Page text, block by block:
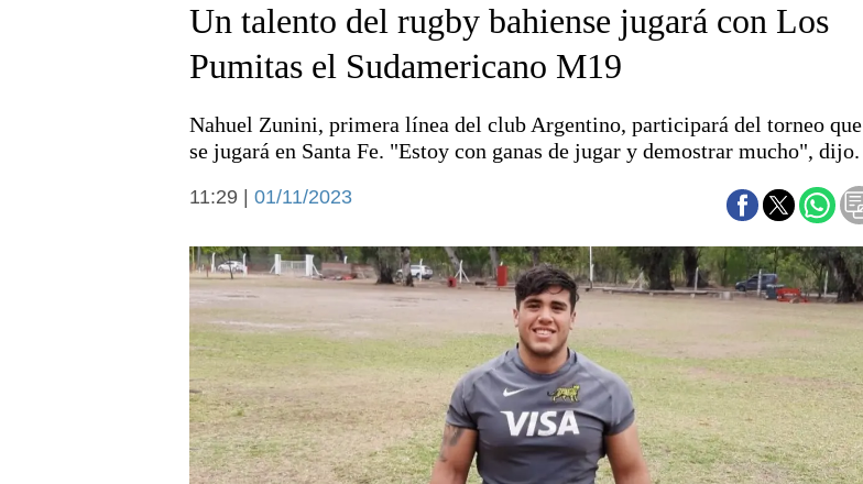
El país
Seguridad
Deportes
Escenario Olímpico
Liga del Sur
Federal A
Arte y cultura
Aplausos
Cines
Economía y campo
Economía y finanzas
Con el campo
Espacio empresas
Sociedad y tiempo libre
Sociedad
Tecnología
Un talento del rugby bahiense jugará con Los
Pumitas el Sudamericano M19
Nahuel Zunini, primera línea del club Argentino, participará del torneo que
se jugará en Santa Fe. "Estoy con ganas de jugar y demostrar mucho", dijo.
11:29 | 01/11/2023